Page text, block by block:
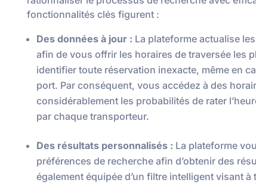
fonctionnalités clés figurent :
Des données à jour : La plateforme actualise
afin de vous offrir les horaires de traversée les
identifier toute réservation inexacte, même en
port. Par conséquent, vous accédez à des
considérablement les probabilités de rater
par chaque transporteur.
Des résultats personnalisés : La plateforme
préférences de recherche afin d’obtenir des
également équipée d’un filtre intelligent visant